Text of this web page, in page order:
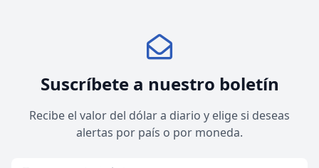
Suscríbete a nuestro boletín
Recibe el valor del dólar a diario y elige si deseas
alertas por país o por moneda.